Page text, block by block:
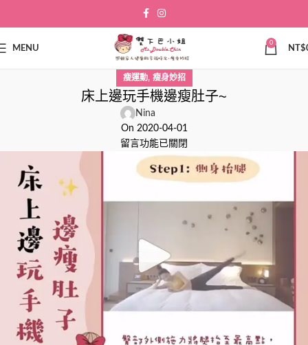
MENU
0
NT$
瘦運動, 瘦身妙招
床上邊玩手機邊瘦肚子~
Nina
On 2020-04-01
留言功能已關閉